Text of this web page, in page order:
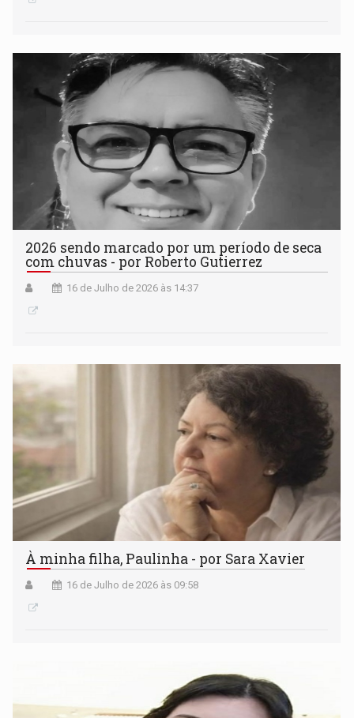
2026 sendo marcado por um período de seca
com chuvas - por Roberto Gutierrez
16 de Julho de 2026 às 14:37
À minha filha, Paulinha - por Sara Xavier
16 de Julho de 2026 às 09:58